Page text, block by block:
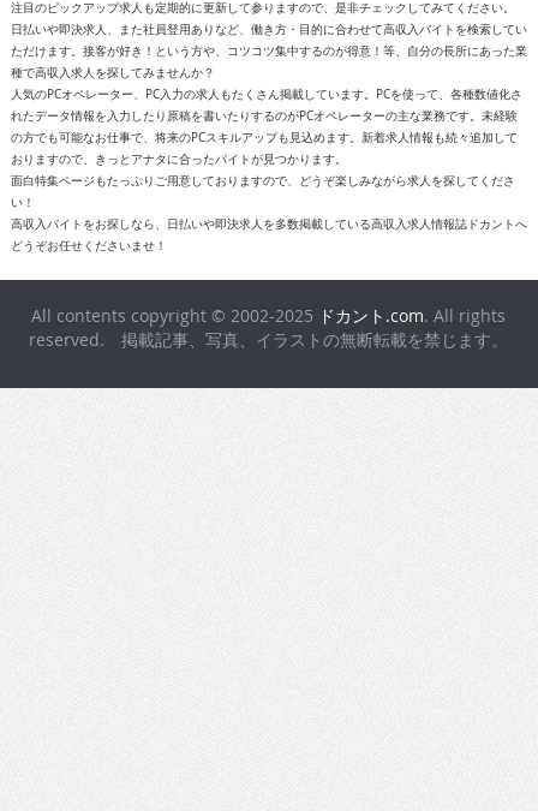
注目のピックアップ求人も定期的に更新して参りますので、是非チェックしてみてください。
日払いや即決求人、また社員登用ありなど、働き方・目的に合わせて高収入バイトを検索してい
ただけます。接客が好き！という方や、コツコツ集中するのが得意！等、自分の長所にあった業
種で高収入求人を探してみませんか？
人気のPCオペレーター、PC入力の求人もたくさん掲載しています。PCを使って、各種数値化さ
れたデータ情報を入力したり原稿を書いたりするのがPCオペレーターの主な業務です。未経験
の方でも可能なお仕事で、将来のPCスキルアップも見込めます。新着求人情報も続々追加して
おりますので、きっとアナタに合ったバイトが見つかります。
面白特集ページもたっぷりご用意しておりますので、どうぞ楽しみながら求人を探してくださ
い！
高収入バイトをお探しなら、日払いや即決求人を多数掲載している高収入求人情報誌ドカントへ
どうぞお任せくださいませ！
All contents copyright © 2002-2025 ドカント.com. All rights
reserved. 掲載記事、写真、イラストの無断転載を禁じます。